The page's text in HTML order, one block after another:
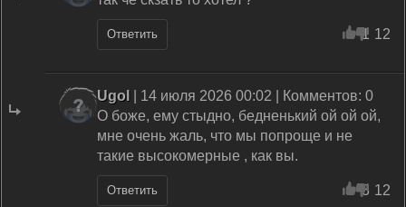
Ответить 1 12
Ugol | 14 июля 2026 00:02 | Комментов: 0
О боже, ему стыдно, бедненький ой ой ой,
мне очень жаль, что мы попроще и не
такие высокомерные , как вы.
Ответить 3 12